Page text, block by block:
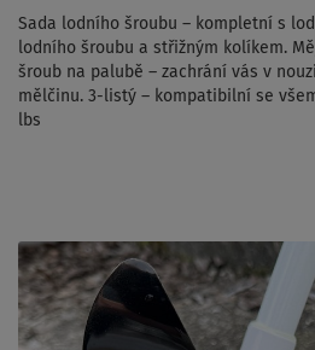
Sada lodního šroubu – kompletní s
lodního šroubu a střižným kolíkem.
šroub na palubě – zachrání vás v
mělčinu. 3-listý – kompatibilní se
lbs